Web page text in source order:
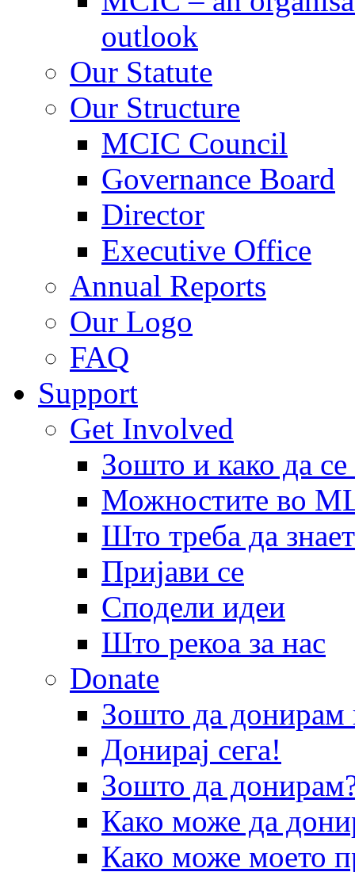
outlook
Our Statute
Our Structure
MCIC Council
Governance Board
Director
Executive Office
Annual Reports
Our Logo
FAQ
Support
Get Involved
Зошто и како да
Можностите во
Што треба да
Пријави се
Сподели идеи
Што рекоа за нас
Donate
Зошто да
Донирај сега!
Зошто да
Како може да
Како може моето